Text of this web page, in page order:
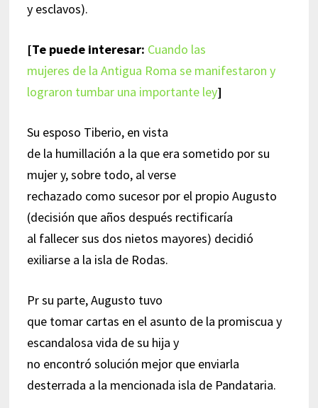
y esclavos).
[Te puede interesar: Cuando las
mujeres de la Antigua Roma se manifestaron y
lograron tumbar una importante ley]
Su esposo Tiberio, en vista
de la humillación a la que era sometido por su
mujer y, sobre todo, al verse
rechazado como sucesor por el propio Augusto
(decisión que años después rectificaría
al fallecer sus dos nietos mayores) decidió
exiliarse a la isla de Rodas.
Pr su parte, Augusto tuvo
que tomar cartas en el asunto de la promiscua y
escandalosa vida de su hija y
no encontró solución mejor que enviarla
desterrada a la mencionada isla de Pandataria.